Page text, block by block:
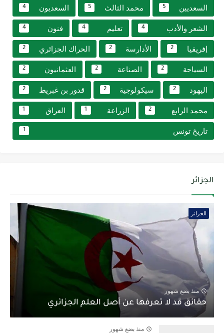
السعديين 5 محمد الثالث 5 السعديون 4
الشعر والأدب 4 تعليم 4 فنون 4
إفريقيا 2 الأدارسة 2 الحراك الجزائري 2
السياحة 2 الصناعة 2 العثمانيون 2
اليهود 2 سيكولوجية 2 قدور بن غبريط 2
محمد الرابع 2 الزراعة 1 العراق 1
تاريخ تونس 1
الجزائر
الجزائر
منذ بضع شهور
حقائق قد لا تعرفها عن أصل العلم الجزائري
منذ بضع شهور